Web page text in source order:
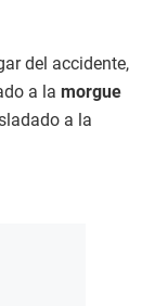
del accidente,
a la morgue
a la